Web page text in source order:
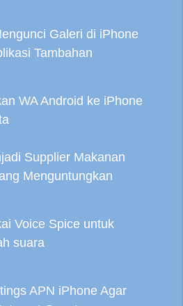
Galeri di iPhone
Tambahan
WA Android ke iPhone
Supplier Makanan
Menguntungkan
Voice Spice untuk
suara
APN iPhone Agar